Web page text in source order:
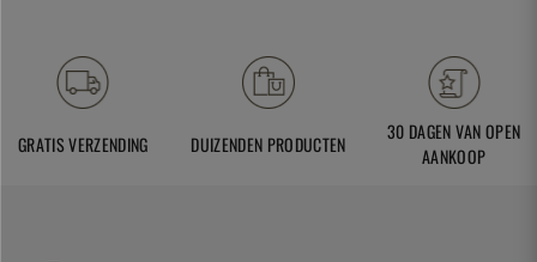
GRATIS VERZENDING DUIZENDEN PRODUCTEN
30 DAGEN VAN OPEN
AANKOOP